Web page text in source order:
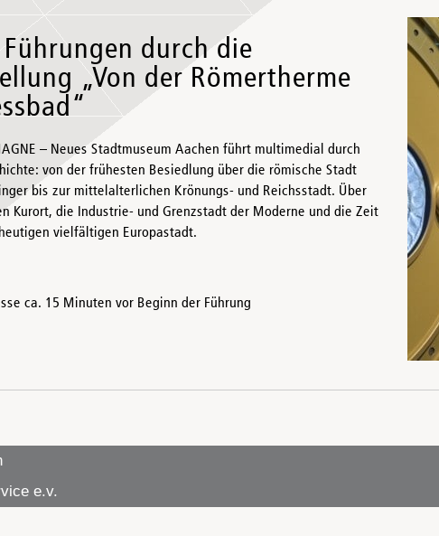
durch die
„Von der Römertherme
– Neues Stadtmuseum Aachen führt multimedial durch
von der frühesten Besiedlung über die römische Stadt
bis zur mittelalterlichen Krönungs- und Reichsstadt. Über
Kurort, die Industrie- und Grenzstadt der Moderne und die Zeit
vielfältigen Europastadt.
ca. 15 Minuten vor Beginn der Führung
e.v.